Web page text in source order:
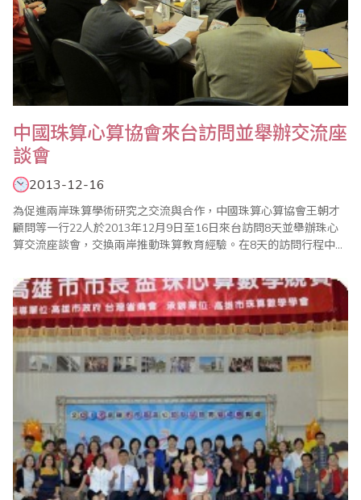
中國珠算心算協會來台訪問並舉辦交流座
談會
2013-12-16
為促進兩岸珠算學術研究之交流與合作，中國珠算心算協會王朝才
顧問等一行22人於2013年12月9日至16日來台訪問8天並舉辦珠心
算交流座談會，交換兩岸推動珠算教育經驗。在8天的訪問行程中，
單位外，也遊覽台灣北、中、南部等重點城市及景點，訪問團一行
對台灣的寶島風情、好山好水，以及朋友們的好客熱情都留下難忘
的回憶。 ..